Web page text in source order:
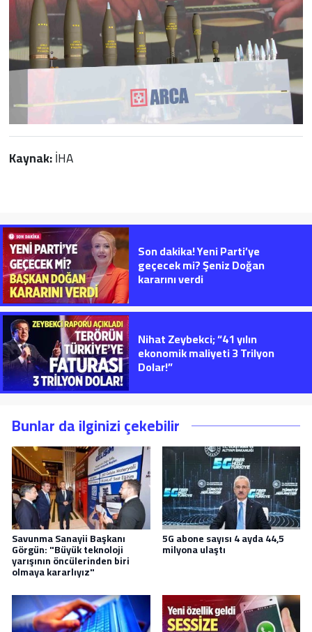
Kaynak:İHA
Son dakika! Yeni Parti’ye
geçecek mi? Şeniz Doğan
kararını verdi
Nihat Zeybekci; “41 yılın
ekonomik maliyeti 3 Trilyon
Dolar!”
Bunlar da ilginizi çekebilir
Savunma Sanayii Başkanı
Görgün: "Büyük teknoloji
yarışının öncülerinden biri
olmaya kararlıyız"
5G abone sayısı 4 ayda 44,5
milyona ulaştı